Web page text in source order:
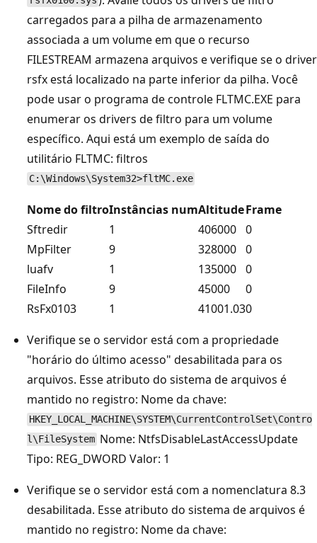
carregados para a pilha de armazenamento
associada a um volume em que o recurso
FILESTREAM armazena arquivos e verifique se o driver
rsfx está localizado na parte inferior da pilha. Você
pode usar o programa de controle FLTMC.EXE para
enumerar os drivers de filtro para um volume
específico. Aqui está um exemplo de saída do
utilitário FLTMC: filtros
C:\Windows\System32>fltMC.exe
Nome do filtroInstâncias numAltitudeFrame
Sftredir
1 406000 0
MpFilter
9 328000 0
luafv
1 135000 0
FileInfo
9 45000
0
RsFx0103
1 41001.030
Verifique se o servidor está com a propriedade
"horário do último acesso" desabilitada para os
arquivos. Esse atributo do sistema de arquivos é
mantido no registro: Nome da chave:
HKEY_LOCAL_MACHINE\SYSTEM\CurrentControlSet\Contro
l\FileSystem Nome: NtfsDisableLastAccessUpdate
Tipo: REG_DWORD Valor: 1
Verifique se o servidor está com a nomenclatura 8.3
desabilitada. Esse atributo do sistema de arquivos é
mantido no registro: Nome da chave: